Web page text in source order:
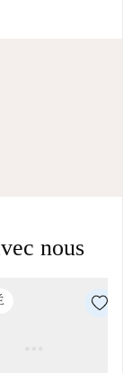
nous